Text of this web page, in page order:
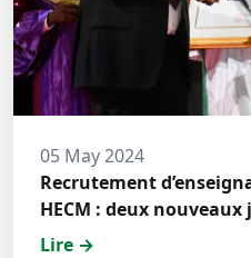
05 May 2024
Recrutement
HECM : deux nouveaux jeunes docteurs ont
prêté́ serment
Lire →